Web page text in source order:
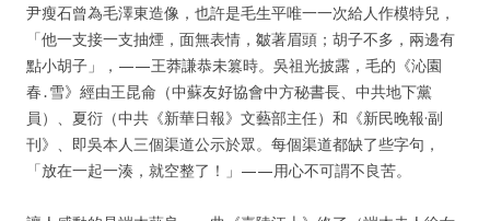
尹瘦石曾為毛澤東造像，也許是毛生平唯一一次給人作模特兒，
「他一支接一支抽煙，面無表情，皺著眉頭；胡子不多，兩邊有
點小胡子」，——王莽謙恭未篡時。吳祖光披露，毛的《沁園
春․雪》經由王昆侖（中蘇友好協會中方秘書長、中共地下黨
員）、夏衍（中共《新華日報》文藝部主任）和《新民晚報·副
刊》、即吳本人三個渠道公示於眾。每個渠道都缺了些字句，
「放在一起一湊，就空整了！」——用心不可謂不良苦。